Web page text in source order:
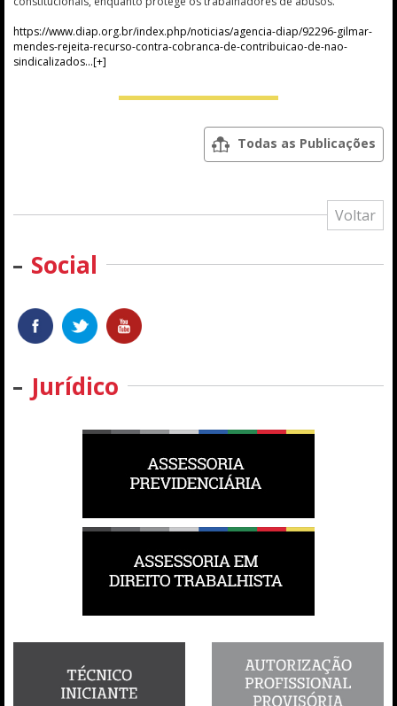
https://www.diap.org.br/index.php/noticias/agencia-diap/92296-gilmar-
mendes-rejeita-recurso-contra-cobranca-de-contribuicao-de-nao-
sindicalizados
Todas as Publicações
Voltar
Social
Jurídico